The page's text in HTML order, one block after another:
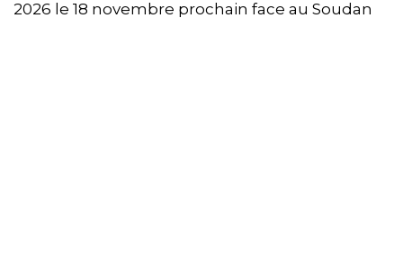
2026 le 18 novembre prochain face au Soudan